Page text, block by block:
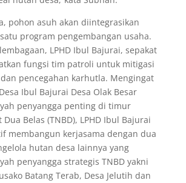
pohon asuh akan diintegrasikan
program pengembangan usaha.
LPHD Ibul Bajurai, sepakat
fungsi tim patroli untuk mitigasi
pencegahan karhutla. Mengingat
Ibul Bajurai Desa Olak Besar
penyangga penting di timur
Belas (TNBD), LPHD Ibul Bajurai
membangun kerjasama dengan dua
hutan desa lainnya yang
penyangga strategis TNBD yakni
Batang Terab, Desa Jelutih dan